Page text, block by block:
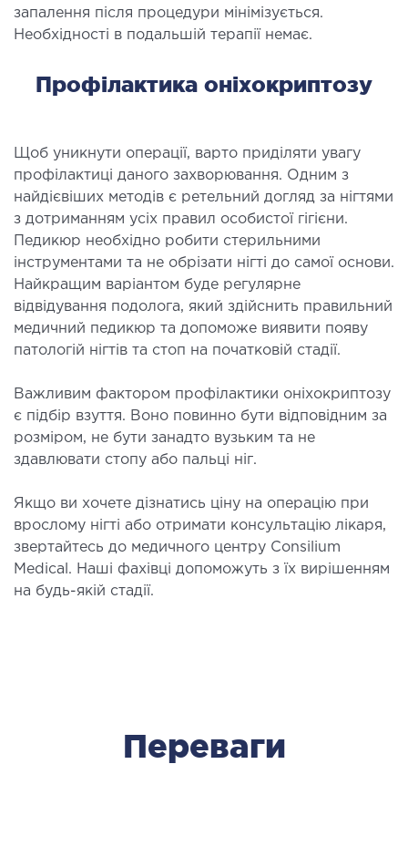
(ЕКГ)
РЕЗОНАНСНА
(МРТ)
органів
залоз з імплантами і без
нейрохірургії
ХІРУРГІЯ
запалення після процедури мінімізується.
Необхідності в подальшій терапії немає.
Профілактика оніхокриптозу
Щоб уникнути операції, варто приділяти увагу
профілактиці даного захворювання. Одним з
найдієвіших методів є ретельний догляд за нігтями
з дотриманням усіх правил особистої гігієни.
Педикюр необхідно робити стерильними
інструментами та не обрізати нігті до самої основи.
Найкращим варіантом буде регулярне
відвідування подолога, який здійснить правильний
медичний педикюр та допоможе виявити появу
патологій нігтів та стоп на початковій стадії.
Важливим фактором профілактики оніхокриптозу
є підбір взуття. Воно повинно бути відповідним за
розміром, не бути занадто вузьким та не
здавлювати стопу або пальці ніг.
Якщо ви хочете дізнатись ціну на операцію при
врослому нігті або отримати консультацію лікаря,
звертайтесь до медичного центру Consilium
Medical. Наші фахівці допоможуть з їх вирішенням
на будь-якій стадії.
Переваги